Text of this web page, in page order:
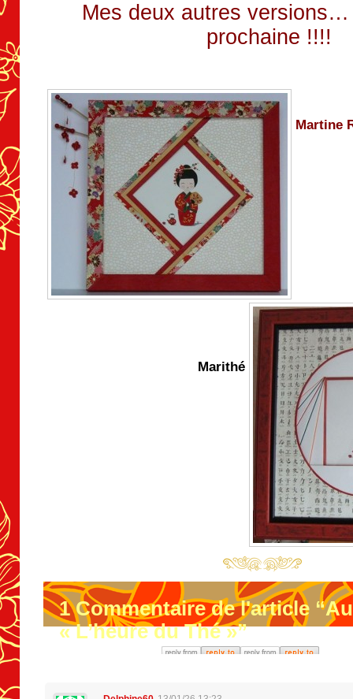
Mes deux autres versions…
prochaine !!!!
Martine
Marithé
1Commentaire de l'article
« L’heure du Thé »”